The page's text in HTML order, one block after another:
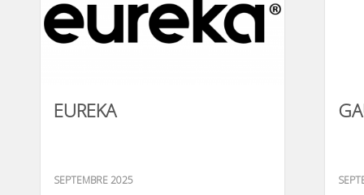
EUREKA
SEPTEMBRE 2025